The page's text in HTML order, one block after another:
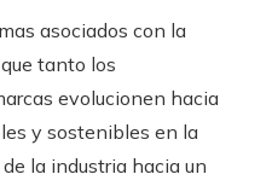
asociados con la
tanto los
evolucionen hacia
y sostenibles en la
la industria hacia un